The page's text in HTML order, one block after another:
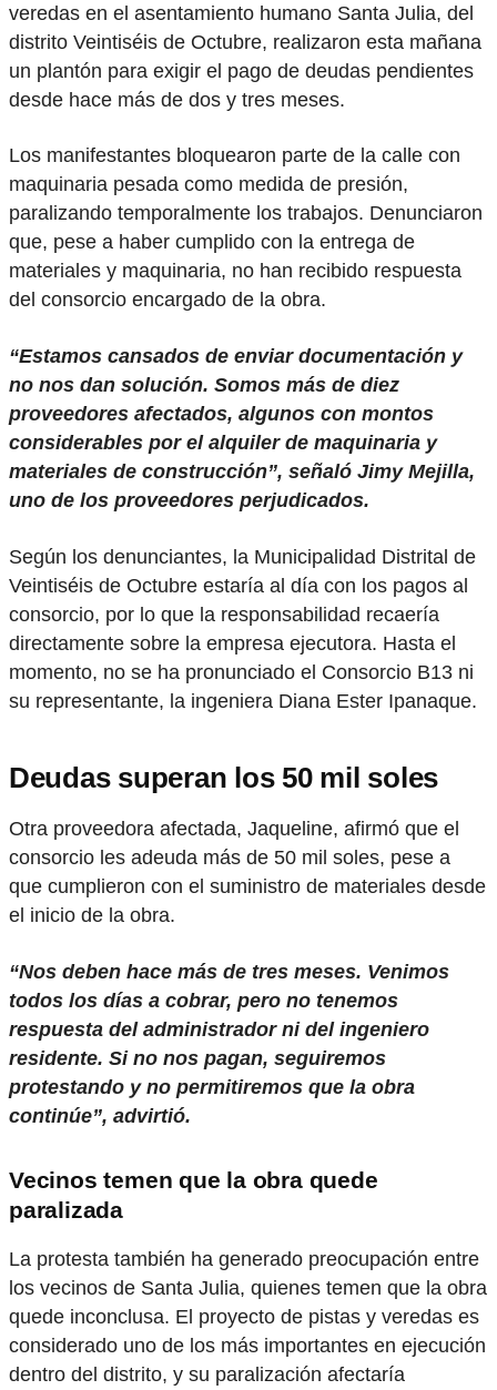
veredas en el asentamiento humano Santa Julia, del
distrito Veintiséis de Octubre, realizaron esta mañana
un plantón para exigir el pago de deudas pendientes
desde hace más de dos y tres meses.
Los manifestantes bloquearon parte de la calle con
maquinaria pesada como medida de presión,
paralizando temporalmente los trabajos. Denunciaron
que, pese a haber cumplido con la entrega de
materiales y maquinaria, no han recibido respuesta
del consorcio encargado de la obra.
“Estamos cansados de enviar documentación y
no nos dan solución. Somos más de diez
proveedores afectados, algunos con montos
considerables por el alquiler de maquinaria y
materiales de construcción”, señaló Jimy Mejilla,
uno de los proveedores perjudicados.
Según los denunciantes, la Municipalidad Distrital de
Veintiséis de Octubre estaría al día con los pagos al
consorcio, por lo que la responsabilidad recaería
directamente sobre la empresa ejecutora. Hasta el
momento, no se ha pronunciado el Consorcio B13 ni
su representante, la ingeniera Diana Ester Ipanaque.
Deudas superan los 50 mil soles
Otra proveedora afectada, Jaqueline, afirmó que el
consorcio les adeuda más de 50 mil soles, pese a
que cumplieron con el suministro de materiales desde
el inicio de la obra.
“Nos deben hace más de tres meses. Venimos
todos los días a cobrar, pero no tenemos
respuesta del administrador ni del ingeniero
residente. Si no nos pagan, seguiremos
protestando y no permitiremos que la obra
continúe”, advirtió.
Vecinos temen que la obra quede
paralizada
La protesta también ha generado preocupación entre
los vecinos de Santa Julia, quienes temen que la obra
quede inconclusa. El proyecto de pistas y veredas es
considerado uno de los más importantes en ejecución
dentro del distrito, y su paralización afectaría